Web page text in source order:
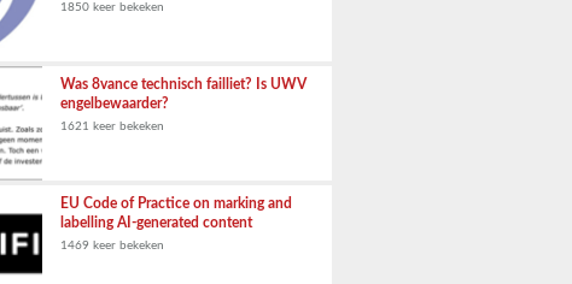
1850 keer bekeken
Was 8vance technisch failliet? Is UWV
engelbewaarder?
1621 keer bekeken
EU Code of Practice on marking and
labelling AI-generated content
1469 keer bekeken